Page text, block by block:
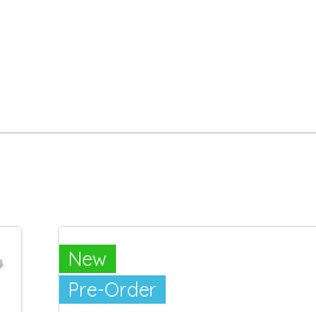
New
Pre-Order